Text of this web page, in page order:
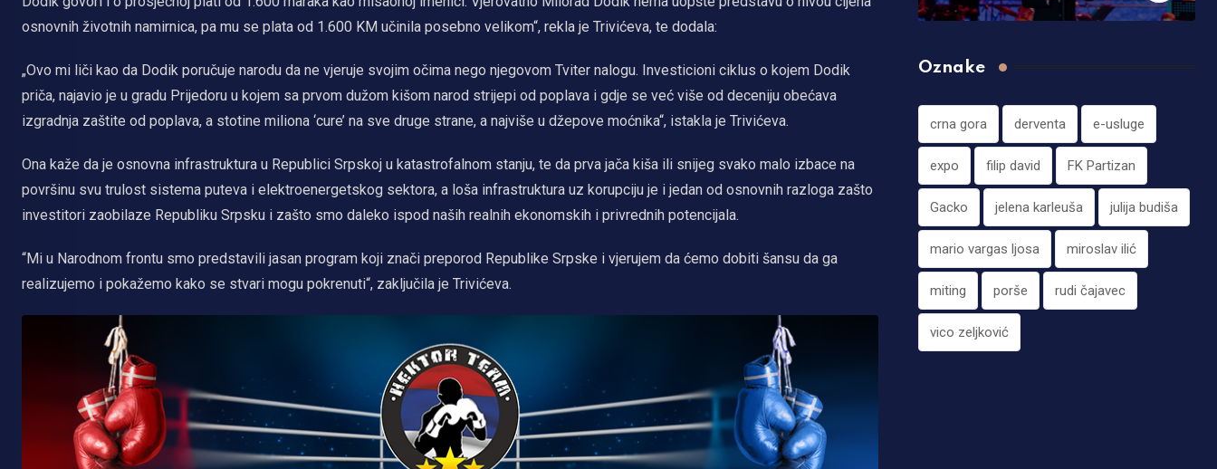
osnovnih životnih namirnica, pa mu se plata od 1.600 KM učinila posebno velikom“, rekla je Trivićeva, te dodala:
„Ovo mi liči kao da Dodik poručuje narodu da ne vjeruje svojim očima nego njegovom Tviter nalogu. Investicioni ciklus o kojem Dodik
priča, najavio je u gradu Prijedoru u kojem sa prvom dužom kišom narod strijepi od poplava i gdje se već više od deceniju obećava
izgradnja zaštite od poplava, a stotine miliona ‘cure’ na sve druge strane, a najviše u džepove moćnika“, istakla je Trivićeva.
Ona kaže da je osnovna infrastruktura u Republici Srpskoj u katastrofalnom stanju, te da prva jača kiša ili snijeg svako malo izbace na
površinu svu trulost sistema puteva i elektroenergetskog sektora, a loša infrastruktura uz korupciju je i jedan od osnovnih razloga zašto
investitori zaobilaze Republiku Srpsku i zašto smo daleko ispod naših realnih ekonomskih i privrednih potencijala.
“Mi u Narodnom frontu smo predstavili jasan program koji znači preporod Republike Srpske i vjerujem da ćemo dobiti šansu da ga
realizujemo i pokažemo kako se stvari mogu pokrenuti“, zaključila je Trivićeva.
Oznake
crna gora derventa e-usluge
expo filip david FK Partizan
Gacko jelena karleuša julija budiša
mario vargas ljosa miroslav ilić
miting porše rudi čajavec
vico zeljković